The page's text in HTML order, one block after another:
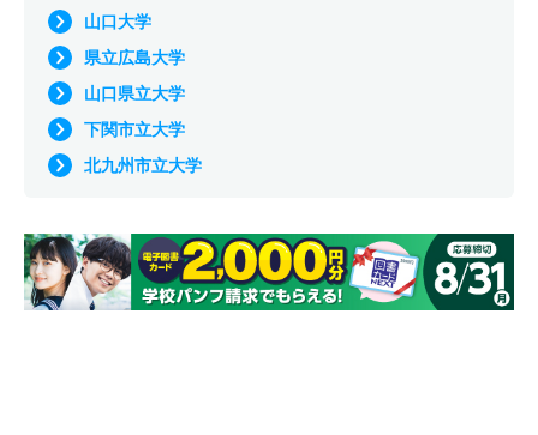
山口大学
県立広島大学
山口県立大学
下関市立大学
北九州市立大学